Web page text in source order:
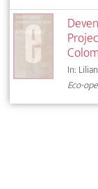
In:
Eco-